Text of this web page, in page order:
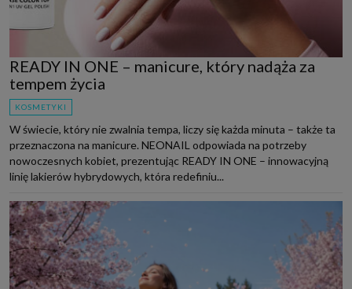
READY IN ONE – manicure, który nadąża za
tempem życia
KOSMETYKI
W świecie, który nie zwalnia tempa, liczy się każda minuta – także ta
przeznaczona na manicure. NEONAIL odpowiada na potrzeby
nowoczesnych kobiet, prezentując READY IN ONE – innowacyjną
linię lakierów hybrydowych, która redefiniu...